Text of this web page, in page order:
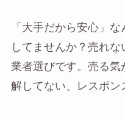
「大手だから安心」
してませんか？売れ
業者選びです。売る
解してない、レスポン